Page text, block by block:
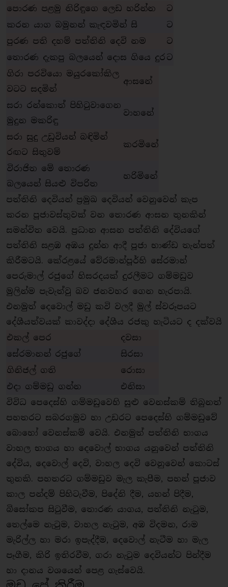
පොරණ පළමු නිරිඳුගෙ ලෙඩ හරින්න
ට
කරන යාග බමුනන් කැඳවමින් සි
ට
පුරණ පති දහම් පත්තිනි දෙවි නම
ට
තොරණ දැකපු බලයෙන් දොස ගියෙ දුරට
ගිරා පරවියො මයුරකෝකිල
වටට සදමින්
ආසනේ
සරා රන්කොත් පිහිටුවාගෙන
මුදුන මකරිඳු
වාහනේ
සරා සුදු උඩුවියන් බඳිමින්
රඟට සිතුවම්
කරමිනේ
විරාජිත මේ තොරණ
බලයෙන් සියළු විපරිත
හරිමිනේ
පත්තිනි දෙවියන් ප‍්‍රමුඛ දෙවියන් වෙනුවෙන් කැප
කරන පූජාවස්තුවක් වන තොරණ ආසන තුනකින්
සමන්විත වෙයි. ප‍්‍රධාන ආසන පත්තිනි දේවියගේ
පත්තිනි සළඹ අඹය දුන්න ආදී පූජා භාණ්ඩ තැන්පත්
කිරීමටයි. කේරළයේ වේරමාන්පූර්හි සේරමාන්
පෙරුමාල් රජුගේ හිසරදයක් දුරලීමට ගම්මඩුව
මුලින්ම පැවැත්වු බව ජනවහර ගෙන හැරපායි.
එනමුත් දෙවොල් මඩු කවි වලදී මුල් ස්වරූපයට
දේශීයත්වයක් කාවද්දා දේශීය රජකු හැටියට ද දක්වයි
එකල් පෙර
දවසා
සේරමානන් රජුගේ
සිරසා
ගිනිජල් ගති
රොසා
එදා ගම්මඩු ගන්න
එනිසා
විවිධ පෙදෙස්හි ගම්මඩුවෙහි සුළු වෙනස්කම් තිබුනත්
පහතරට සබරගමුව හා උඩරට පෙදෙස්හි ගම්මඩුවේ
බොහෝ වෙනස්කම් වෙයි. එනමුත් පත්තිනි භාගය
වාහල භාගය හා දෙවොල් භාගය යනුවෙන් පත්තිනි
දේවිය, දෙවොල් දෙවි, වාහල දෙවි වෙනුවෙන් කොටස්
තුනකි. පහතරට ගම්මඩුව මැල කැපීම, පහන් පූජාව
කාල පන්දම් පිහිටැවීම, පිදේනි දීම, යහන් පිදීම,
බිසෝකප සිටුවීම, තොරණ යාගය, පත්තිනි නැටුම,
තෙල්මෙ නැටුම, වාහල නැටුම, අඹ විදමන, රාම
මැරිල්ල හා මරා ඉපැද්දීම, දෙවොල් නැටීම හා මැල
පෑගීම, කිරි ඉතිරවීම, ගරා නැටුම දෙවියන්ට පින්දීම
හා දානය වශයෙන් පෙළ ගැස්වෙයි.